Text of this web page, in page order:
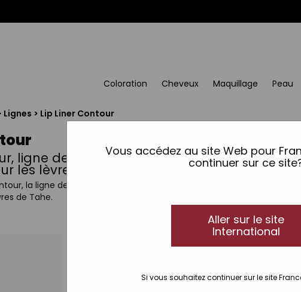
Vous accédez au site Web pour
continuer sur ce
Aller sur le site
International
Si vous souhaitez continuer sur le site
Coloration Cheveux Maquillage Peau
Lignes > Lip Liner Contour
ligne de
les lèvres
la ligne de
de Tahe.